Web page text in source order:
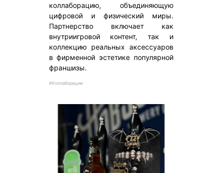
коллаборацию, объединяющую
цифровой и физический миры.
Партнерство включает как
внутриигровой контент, так и
коллекцию реальных аксессуаров
в фирменной эстетике популярной
франшизы.
#Коллаборации